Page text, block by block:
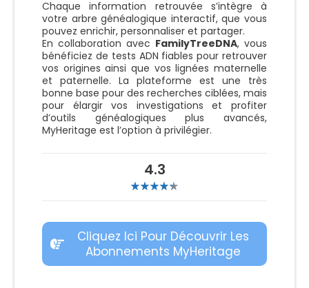
Chaque information retrouvée s’intègre à
votre arbre généalogique interactif, que vous
pouvez enrichir, personnaliser et partager.
En collaboration avec FamilyTreeDNA, vous
bénéficiez de tests ADN fiables pour retrouver
vos origines ainsi que vos lignées maternelle
et paternelle. La plateforme est une très
bonne base pour des recherches ciblées, mais
pour élargir vos investigations et profiter
d’outils généalogiques plus avancés,
MyHeritage est l’option à privilégier.
4.3
Cliquez Ici Pour Découvrir Les
Abonnements MyHeritage